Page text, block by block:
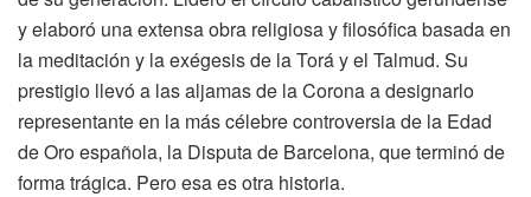
y elaboró una extensa obra religiosa y filosófica basada en
la meditación y la exégesis de la Torá y el Talmud. Su
prestigio llevó a las aljamas de la Corona a designarlo
representante en la más célebre controversia de la Edad
de Oro española, la Disputa de Barcelona, que terminó de
forma trágica. Pero esa es otra historia.